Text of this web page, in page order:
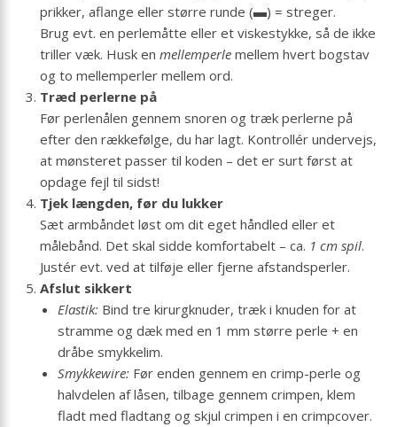
prikker, aflange eller større runde (▬) = streger.
Brug evt. en perlemåtte eller et viskestykke, så de ikke
triller væk. Husk en mellemperle mellem hvert bogstav
og to mellemperler mellem ord.
Træd perlerne på
Før perlenålen gennem snoren og træk perlerne på
efter den rækkefølge, du har lagt. Kontrollér undervejs,
at mønsteret passer til koden – det er surt først at
opdage fejl til sidst!
Tjek længden, før du lukker
Sæt armbåndet løst om dit eget håndled eller et
målebånd. Det skal sidde komfortabelt – ca. 1 cm spil.
Justér evt. ved at tilføje eller fjerne afstandsperler.
Afslut sikkert
Elastik: Bind tre kirurgknuder, træk i knuden for at
stramme og dæk med en 1 mm større perle + en
dråbe smykkelim.
Smykkewire: Før enden gennem en crimp-perle og
halvdelen af låsen, tilbage gennem crimpen, klem
fladt med fladtang og skjul crimpen i en crimpcover.